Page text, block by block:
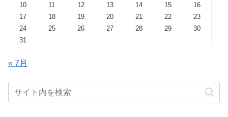
10
11 12 13 14 15
16
17
18 19 20 21 22
23
24
25 26 27 28 29
30
31
« 7月